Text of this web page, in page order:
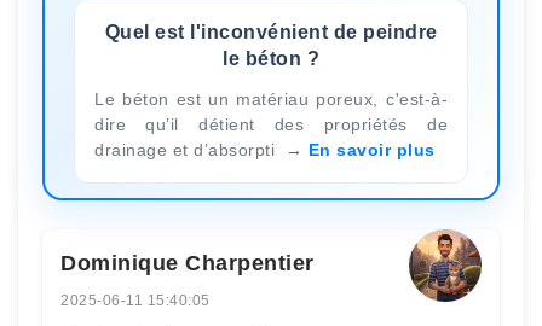
Quel est l'inconvénient de peindre
le béton ?
Le béton est un matériau poreux, c'est-à-
dire qu’il détient des propriétés de
drainage et d’absorpti
En savoir plus
Dominique Charpentier
2025-06-11 15:40:05